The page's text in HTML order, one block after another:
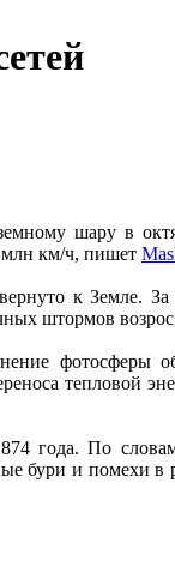
шару в
млн км/ч, пишет
к Земле. За
штормов
фотосферы
тепловой
года. По
бури и помехи в